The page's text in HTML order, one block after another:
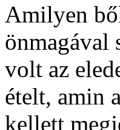
Amilyen
önmagával
volt az
ételt, amin
kellett